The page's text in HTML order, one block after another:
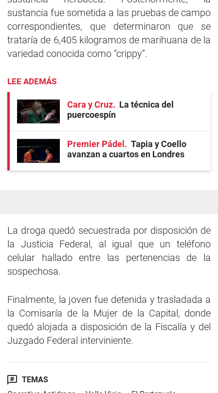
sustancia fue sometida a las pruebas de campo
correspondientes, que determinaron que se
trataría de 6,405 kilogramos de marihuana de la
variedad conocida como “crippy”.
LEE ADEMÁS
Cara y Cruz
La técnica del
puercoespín
Premier Pádel
Tapia y Coello
avanzan a cuartos en Londres
La droga quedó secuestrada por disposición de
la Justicia Federal, al igual que un teléfono
celular hallado entre las pertenencias de la
sospechosa.
Finalmente, la joven fue detenida y trasladada a
la Comisaría de la Mujer de la Capital, donde
quedó alojada a disposición de la Fiscalía y del
Juzgado Federal interviniente.
TEMAS